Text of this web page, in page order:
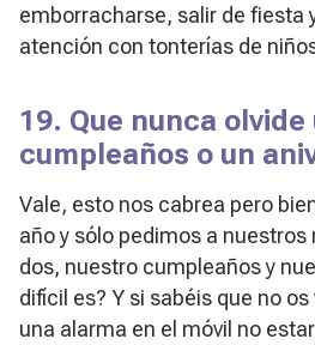
emborracharse, salir de fiesta
atención con tonterías de
19. Que nunca olvide
cumpleaños o un
Vale, esto nos cabrea pero
año y sólo pedimos a
dos, nuestro cumpleaños y
difícil es? Y si sabéis que no
una alarma en el móvil no